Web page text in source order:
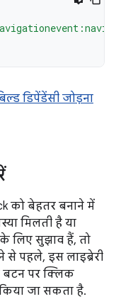
डिपेंडेंसी जोड़ना
को बेहतर बनाने में
मिलती है या
लिए सुझाव हैं, तो
पहले, इस लाइब्रेरी
बटन पर क्लिक
जा सकता है.